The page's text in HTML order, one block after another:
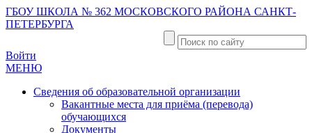
ГБОУ ШКОЛА № 362 МОСКОВСКОГО РАЙОНА САНКТ-
ПЕТЕРБУРГА
Войти
МЕНЮ
Сведения об образовательной организации
Вакантные места для приёма (перевода)
обучающихся
Документы